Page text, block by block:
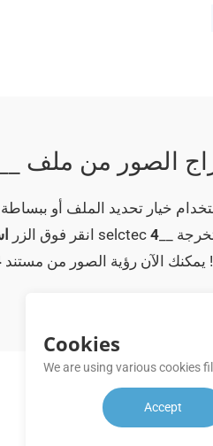
من ملف __4____ عبر الإنترنت
خيار تحديد الملف أو
انقر فوق الزر لتحميل ملف selctec 4
الآن رؤية الصور من مستند
Cookies
We are using various cookies
Accept